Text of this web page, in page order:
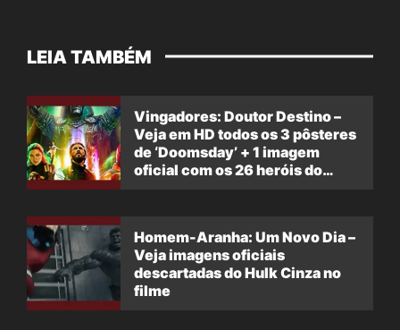
LEIA TAMBÉM
Vingadores: Doutor Destino –
Veja em HD todos os 3 pôsteres
de ‘Doomsday’ + 1 imagem
oficial com os 26 heróis do
Homem-Aranha: Um Novo Dia –
Veja imagens oficiais
descartadas do Hulk Cinza no
filme